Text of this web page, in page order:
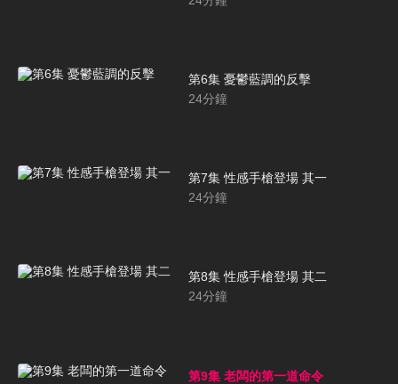
第6集 憂鬱藍調的反擊
24分鐘
第7集 性感手槍登場 其一
24分鐘
第8集 性感手槍登場 其二
24分鐘
第9集 老闆的第一道命令